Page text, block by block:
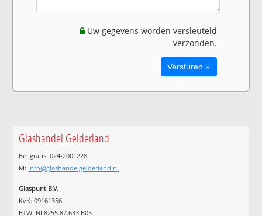
Uw gegevens worden versleuteld
verzonden.
Glashandel Gelderland
Bel gratis: 024-2001228
M: info@glashandelgelderland.nl
Glaspunt B.V.
KvK: 09161356
BTW: NL8255.87.633.B05